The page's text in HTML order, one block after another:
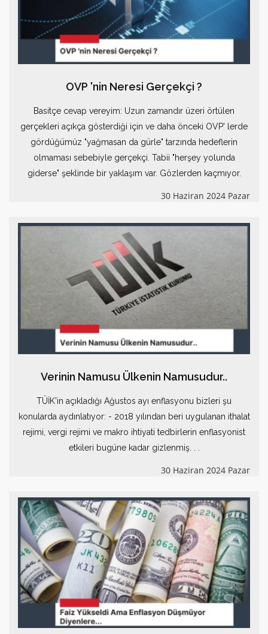
OVP 'nin Neresi Gerçekçi ?
Basitçe cevap vereyim: Uzun zamandır üzeri örtülen
gerçekleri açıkça gösterdiği için ve daha önceki OVP' lerde
gördüğümüz "yağmasan da gürle" tarzında hedeflerin
olmaması sebebiyle gerçekçi. Tabii "herşey yolunda
giderse" şeklinde bir yaklaşım var. Gözlerden kaçmıyor.
30 Haziran 2024 Pazar
Verinin Namusu Ülkenin Namusudur..
TÜİK'in açıkladığı Ağustos ayı enflasyonu bizleri şu
konularda aydınlatıyor: - 2018 yılından beri uygulanan ithalat
rejimi, vergi rejimi ve makro ihtiyati tedbirlerin enflasyonist
etkileri bugüne kadar gizlenmiş. . .
30 Haziran 2024 Pazar